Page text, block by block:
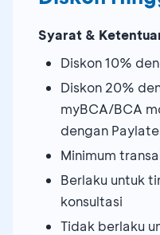
Syarat &
Diskon 10%
Diskon 20%
myBCA/BCA
dengan
Minimum
Berlaku untuk
konsultasi
Tidak berlaku